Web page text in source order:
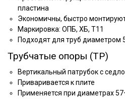
пластина
Экономичны, быстро
Маркировка: ОПБ, ХБ, Т11
Подходят для труб диаметром
Трубчатые опоры (ТР)
Вертикальный патрубок с
Приваривается к плите
Применяется при диаметрах